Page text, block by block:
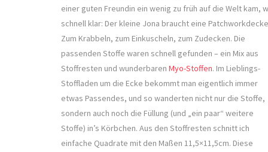
einer guten Freundin ein wenig zu früh auf die Welt kam,
schnell klar: Der kleine Jona braucht eine
Zum Krabbeln, zum Einkuscheln, zum Zudecken. Die
passenden Stoffe waren schnell gefunden – ein Mix aus
Stoffresten und wunderbaren Myo-Stoffen. Im Lieblings-
Stoffladen um die Ecke bekommt man eigentlich immer
etwas Passendes, und so wanderten nicht nur die Stoffe,
sondern auch noch die Füllung (und „ein paar“ weitere
Stoffe) in’s Körbchen. Aus den Stoffresten schnitt ich
einfache Quadrate mit den Maßen 11,5×11,5cm. Diese